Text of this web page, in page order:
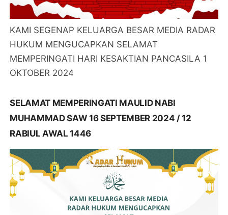
KAMI SEGENAP KELUARGA BESAR MEDIA RADAR
HUKUM MENGUCAPKAN SELAMAT
MEMPERINGATI HARI KESAKTIAN PANCASILA 1
OKTOBER 2024
SELAMAT MEMPERINGATI MAULID NABI
MUHAMMAD SAW 16 SEPTEMBER 2024 / 12
RABIUL AWAL 1446